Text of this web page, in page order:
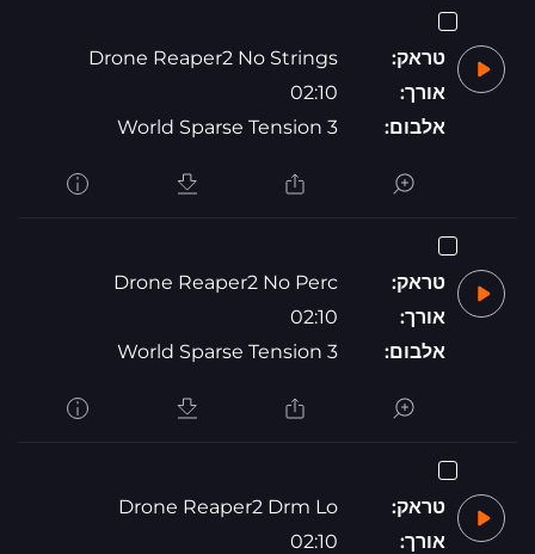
טראק:
Drone Reaper2 No Strings
אורך:
02:10
אלבום:
World Sparse Tension 3
טראק:
Drone Reaper2 No Perc
אורך:
02:10
אלבום:
World Sparse Tension 3
טראק:
Drone Reaper2 Drm Lo
אורך:
02:10